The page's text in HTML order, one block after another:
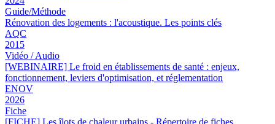
Guide/Méthode
Rénovation des logements : l'acoustique. Les points clés
AQC
2015
Vidéo / Audio
[WEBINAIRE] Le froid en établissements de santé : enjeux,
fonctionnement, leviers d'optimisation, et réglementation
ENOV
2026
Fiche